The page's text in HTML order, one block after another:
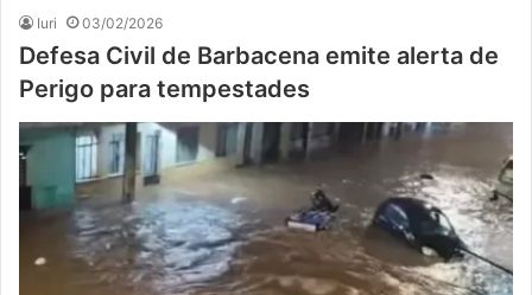
Iuri 03/02/2026
Defesa Civil de Barbacena emite alerta de
Perigo para tempestades